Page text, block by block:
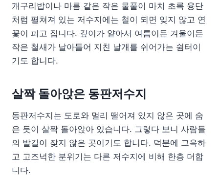
개구리밥이나 마름 같은 작은 물풀이 마치 초록 융단
처럼 펼쳐져 있는 저수지에는 철이 되면 잊지 않고 연
꽃이 피고 집니다. 깊이가 얕아서 여름이든 겨울이든
작은 철새가 날아들어 지친 날개를 쉬어가는 쉼터이
기도 합니다.
살짝 돌아앉은 동판저수지
동판저수지는 도로와 멀리 떨어져 있지 않은 곳에 숨
은 듯이 살짝 돌아앉아 있습니다. 그렇다 보니 사람들
의 발길이 잦지 않은 곳이기도 합니다. 덕분에 그윽하
고 고즈넉한 분위기는 다른 저수지에 비해 한층 더합
니다.